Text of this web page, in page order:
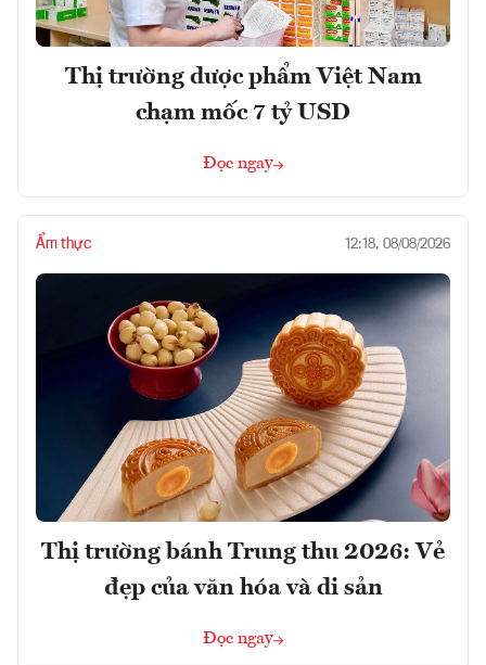
Thị trường dược phẩm Việt Nam
chạm mốc 7 tỷ USD
Đọc ngay
Ẩm thực 12:18, 08/08/2026
Thị trường bánh Trung thu 2026: Vẻ
đẹp của văn hóa và di sản
Đọc ngay